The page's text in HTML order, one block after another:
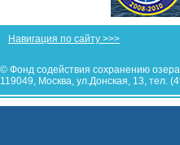
Навигация по сайту >>>
© Фонд содействия сохранению
119049, Москва, ул.Донская, 13, тел.